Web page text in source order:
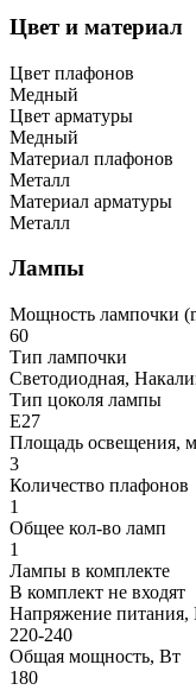
Цвет и материал
Цвет плафонов
Медный
Цвет арматуры
Медный
Материал плафонов
Металл
Материал арматуры
Металл
Лампы
Мощность лампочки
60
Тип лампочки
Светодиодная,
Тип цоколя лампы
E27
Площадь освещения,
3
Количество плафонов
1
Общее кол-во ламп
1
Лампы в комплекте
В комплект не входят
Напряжение питания,
220-240
Общая мощность, Вт
180